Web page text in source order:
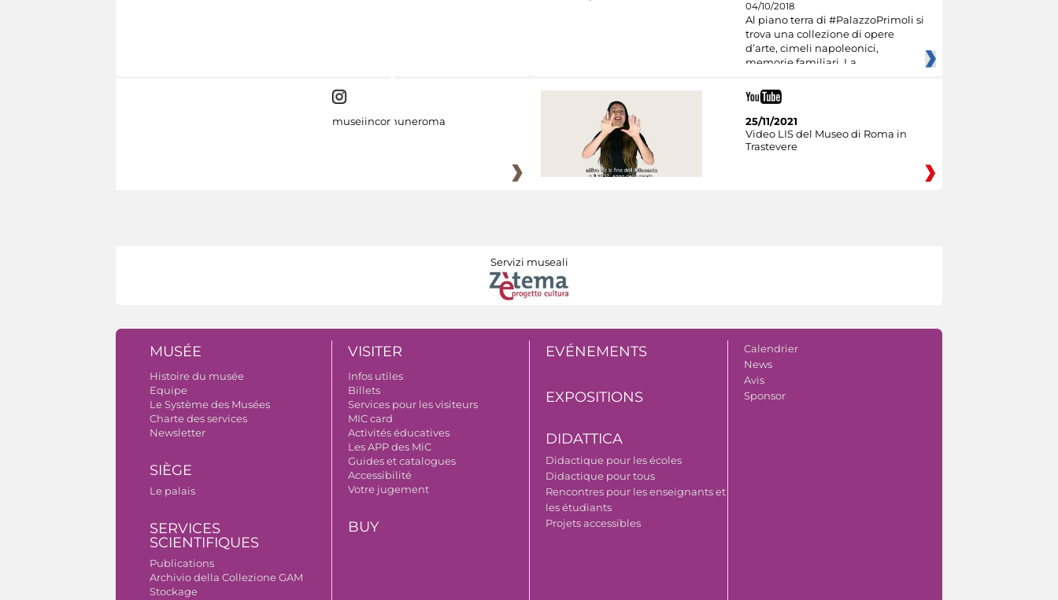
04/10/2018
Al piano terra di #PalazzoPrimoli si
trova una collezione di opere
d’arte, cimeli napoleonici,
memorie familiari. La
museiincomuneroma
25/11/2021
Video LIS del Museo di Roma in
Trastevere
Servizi museali
MUSÉE
Histoire du musée
Equipe
Le Système des Musées
Charte des services
Newsletter
SIÈGE
Le palais
SERVICES
SCIENTIFIQUES
Publications
Archivio della Collezione GAM
Stockage
VISITER
Infos utiles
Billets
Services pour les visiteurs
MIC card
Activités éducatives
Les APP des MiC
Guides et catalogues
Accessibilité
Votre jugement
BUY
EVÉNEMENTS
EXPOSITIONS
DIDATTICA
Didactique pour les écoles
Didactique pour tous
Rencontres pour les enseignants et
les étudiants
Projets accessibles
Calendrier
News
Avis
Sponsor